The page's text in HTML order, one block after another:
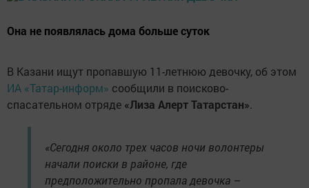
Она не появлялась дома больше суток
В Казани ищут пропавшую 11-летнюю девочку, об этом
ИА «Татар-информ» сообщили в поисково-
спасательном отряде «Лиза Алерт Татарстан».
«Сегодня около трех часов ночи волонтеры
начали поиски в районе, где
предположительно пропала девочка –